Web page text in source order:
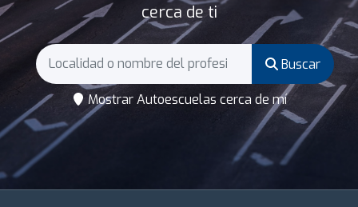
cerca de ti
Buscar
Mostrar Autoescuelas cerca de mí